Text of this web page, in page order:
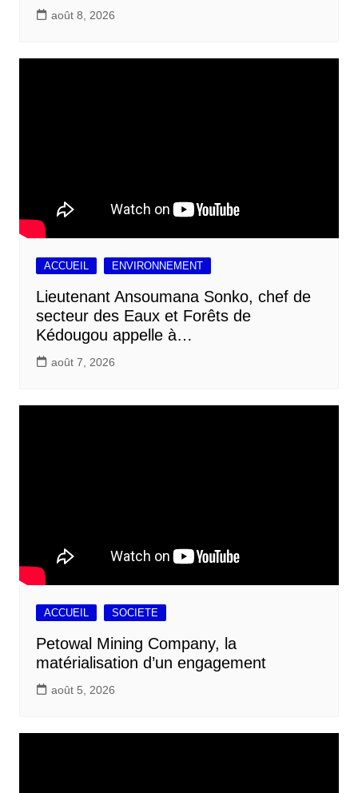
août 8, 2026
ACCUEIL ENVIRONNEMENT
Lieutenant Ansoumana Sonko, chef de
secteur des Eaux et Forêts de
Kédougou appelle à…
août 7, 2026
ACCUEIL SOCIETE
Petowal Mining Company, la
matérialisation d’un engagement
août 5, 2026